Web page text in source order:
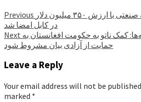
Previous
در کابل امضا شد
Next
حمایت از آزادی بیان مشروط شود
Leave a Reply
Your email address will not be
marked *